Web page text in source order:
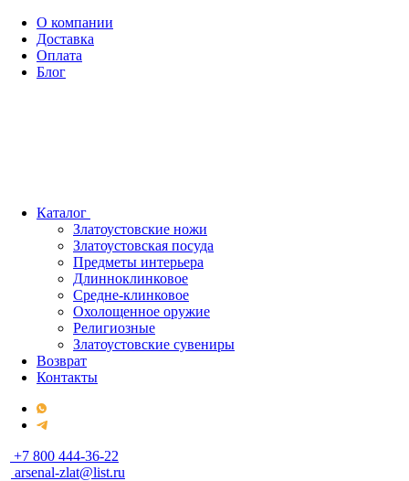
О компании
Доставка
Оплата
Блог
Каталог
Златоустовские ножи
Златоустовская посуда
Предметы интерьера
Длинноклинковое
Средне-клинковое
Охолощенное оружие
Религиозные
Златоустовские сувениры
Возврат
Контакты
+7 800 444-36-22
arsenal-zlat@list.ru